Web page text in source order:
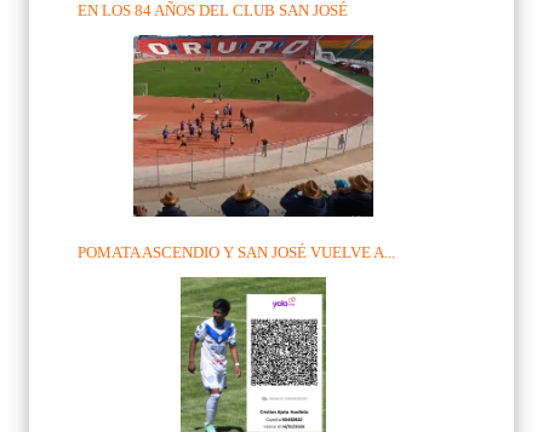
EN LOS 84 AÑOS DEL CLUB SAN JOSÉ
POMATA ASCENDIO Y SAN JOSÉ VUELVE A...